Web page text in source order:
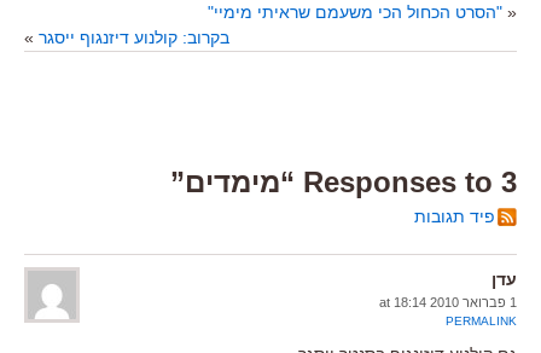
« "הסרט הכחול הכי משעמם שראיתי מימיי"
בקרוב: קולנוע דיזנגוף ייסגר »
3 Responses to “מימדים”
פיד תגובות
עדן
1 פברואר 2010 at 18:14
PERMALINK